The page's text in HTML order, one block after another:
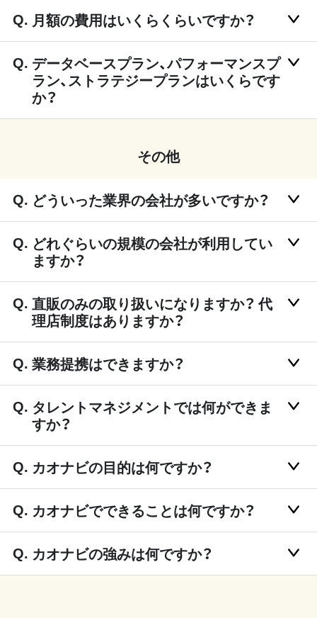
月額の費用はいくらくらいですか？
データベースプラン、パフォーマンスプ
ラン、ストラテジープランはいくらです
か？
その他
どういった業界の会社が多いですか？
どれぐらいの規模の会社が利用してい
ますか？
直販のみの取り扱いになりますか？ 代
理店制度はありますか？
業務提携はできますか？
タレントマネジメントでは何ができま
すか？
カオナビの目的は何ですか？
カオナビでできることは何ですか？
カオナビの強みは何ですか？